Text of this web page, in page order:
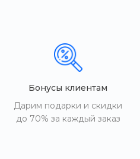
Бонусы клиентам
Дарим подарки и скидки
до 70% за каждый заказ